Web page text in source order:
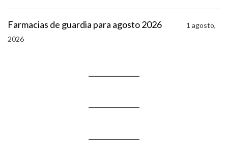
Farmacias de guardia para agosto 2026
1 agosto,
2026